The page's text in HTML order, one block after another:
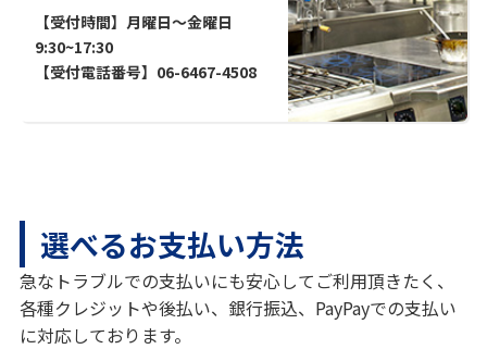
【受付時間】月曜日～金曜日
9:30~17:30
【受付電話番号】06-6467-4508
選べるお支払い方法
急なトラブルでの支払いにも安心してご利用頂きたく、
各種クレジットや後払い、銀行振込、PayPayでの支払い
に対応しております。